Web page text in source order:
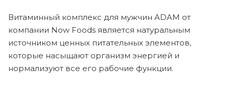
Витаминный комплекс для мужчин ADAM от
компании Now Foods является натуральным
источником ценных питательных элементов,
которые насыщают организм энергией и
нормализуют все его рабочие функции.